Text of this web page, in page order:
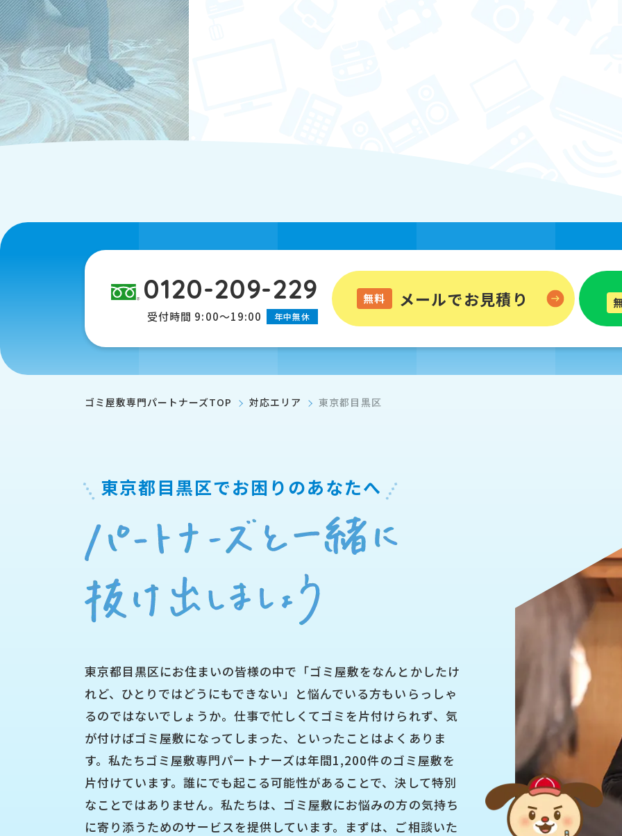
0120-209-229
受付時間 9:00～19:00 年中無休
無料 メールでお見積り
ゴミ屋敷専門パートナーズTOP 対応エリア 東京都目黒区
東京都目黒区でお困りのあなたへ
東京都目黒区にお住まいの皆様の中で「ゴミ屋敷をなんとかしたけ
れど、ひとりではどうにもできない」と悩んでいる方もいらっしゃ
るのではないでしょうか。仕事で忙しくてゴミを片付けられず、気
が付けばゴミ屋敷になってしまった、といったことはよくありま
す。私たちゴミ屋敷専門パートナーズは年間1,200件のゴミ屋敷を
片付けています。誰にでも起こる可能性があることで、決して特別
なことではありません。私たちは、ゴミ屋敷にお悩みの方の気持ち
に寄り添うためのサービスを提供しています。まずは、ご相談いた